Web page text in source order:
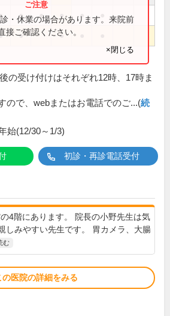
● ● ● ● ●
● ●
・休業の場合があります。来院前
接ご確認ください。
×閉じる
の受け付けはそれぞれ12時、17時ま
ので、webまたはお電話でのご...(続
始(12/30～1/3)
初診・再診電話受付
4階にあります。 院長の小野先生は気
しみやすい先生です。 胃カメラ、大腸
む
の医院の詳細をみる